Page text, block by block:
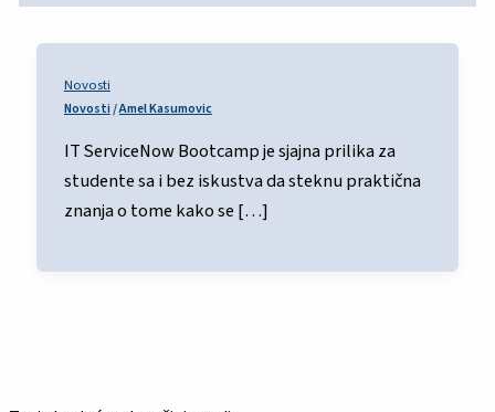
Novosti
Novosti/Amel Kasumovic
IT ServiceNow Bootcamp je sjajna prilika za
studente sa i bez iskustva da steknu praktična
znanja o tome kako se […]